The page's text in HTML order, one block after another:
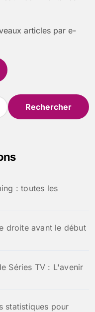
articles par e-
: toutes les
droite avant le début
Séries TV : L'avenir
statistiques pour